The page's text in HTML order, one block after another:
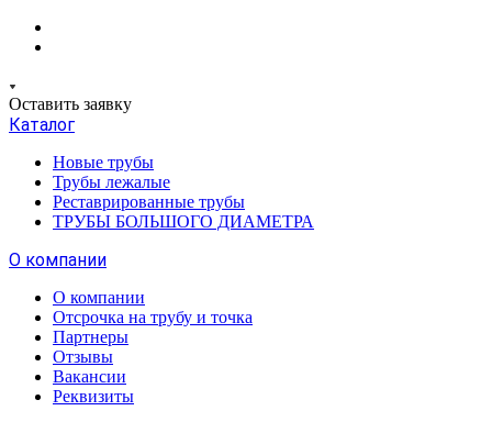
Оставить заявку
Каталог
Новые трубы
Трубы лежалые
Реставрированные трубы
ТРУБЫ БОЛЬШОГО ДИАМЕТРА
О компании
О компании
Отсрочка на трубу и точка
Партнеры
Отзывы
Вакансии
Реквизиты